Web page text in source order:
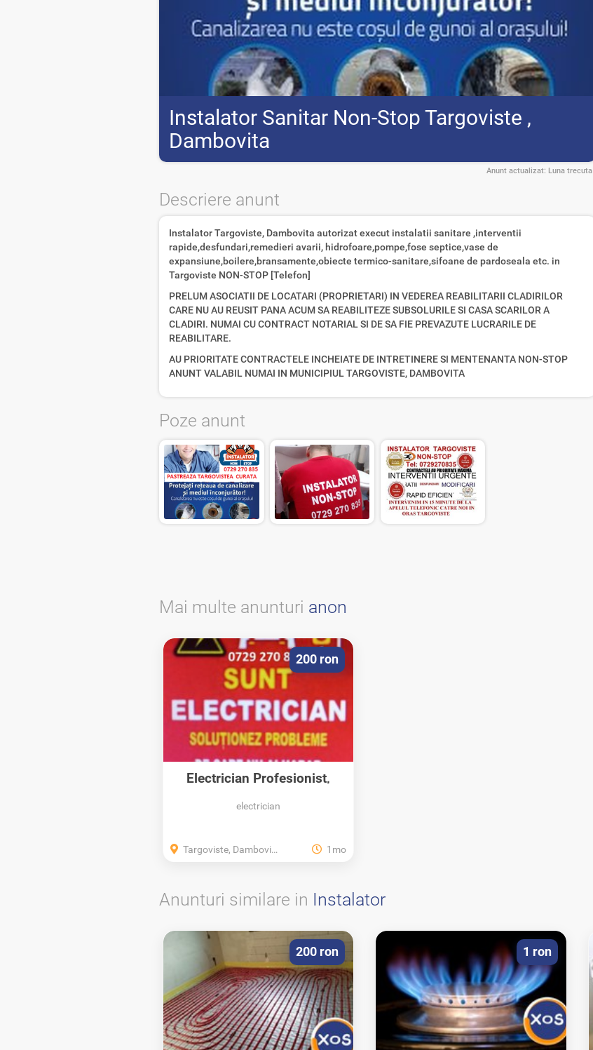
Instalator Sanitar Non-Stop Targoviste ,
Dambovita
Anunt actualizat: Luna trecuta
Descriere anunt
Instalator Targoviste, Dambovita autorizat execut instalatii sanitare ,interventii
rapide,desfundari,remedieri avarii, hidrofoare,pompe,fose septice,vase de
expansiune,boilere,bransamente,obiecte termico-sanitare,sifoane de pardoseala etc. in
Targoviste NON-STOP [Telefon]
PRELUM ASOCIATII DE LOCATARI (PROPRIETARI) IN VEDEREA REABILITARII CLADIRILOR
CARE NU AU REUSIT PANA ACUM SA REABILITEZE SUBSOLURILE SI CASA SCARILOR A
CLADIRI. NUMAI CU CONTRACT NOTARIAL SI DE SA FIE PREVAZUTE LUCRARILE DE
REABILITARE.
AU PRIORITATE CONTRACTELE INCHEIATE DE INTRETINERE SI MENTENANTA NON-STOP
ANUNT VALABIL NUMAI IN MUNICIPIUL TARGOVISTE, DAMBOVITA
Poze anunt
Mai multe anunturi anon
Electrician Profesionist,
electrician
200 ron
Targoviste, Dambovita 1mo
Anunturi similare in Instalator
200 ron 1 ron